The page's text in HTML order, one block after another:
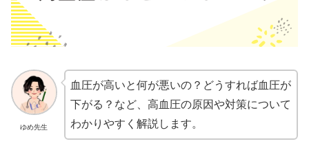
ゆめ先生
血圧が高いと何が悪いの？どうすれば血圧が
下がる？など、高血圧の原因や対策について
わかりやすく解説します。